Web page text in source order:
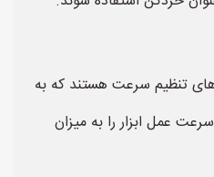
تنظیم سرعت هستند که به
عمل ابزار را به میزان